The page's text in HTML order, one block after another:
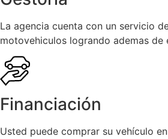
La agencia cuenta con un servicio
motovehiculos logrando ademas
Financiación
Usted puede comprar su vehículo